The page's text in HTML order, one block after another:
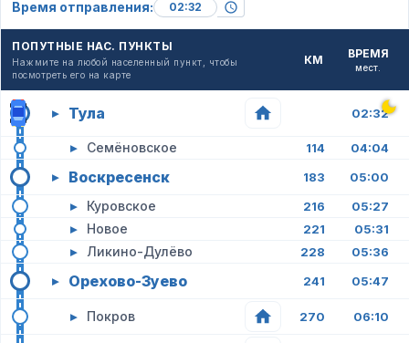
Время отправления:
ПОПУТНЫЕ НАС. ПУНКТЫ
Нажмите на любой населенный пункт, чтобы
посмотреть его на карте
КМ ВРЕМЯ
мест.
▸ Тула 02:32
▸ Семёновское 114 04:04
▸ Воскресенск 183 05:00
▸ Куровское 216 05:27
▸ Новое 221 05:31
▸ Ликино-Дулёво 228 05:36
▸ Орехово-Зуево 241 05:47
▸ Покров 270 06:10